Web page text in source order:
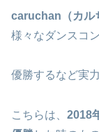
caruchan（カル
様々なダンスコ
優勝するなど実
こちらは、 2018